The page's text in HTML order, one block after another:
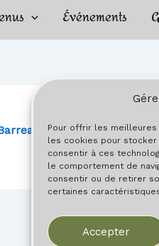
Pour offrir les
les cookies pour
consentir à ces
le comportement de
consentir ou de retirer
certaines
Accepter
Événements
/17 juin 2016